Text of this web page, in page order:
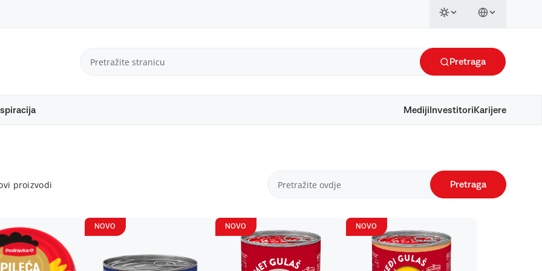
Pretraga
Mediji Investitori Karijere
proizvodi Pretraga
NOVO NOVO NOVO